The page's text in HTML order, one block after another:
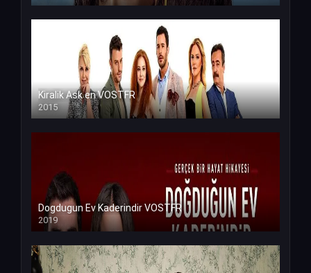
Kiralik Ask en VOSTFR
2015
Dogdugun Ev Kaderindir VOSTFR
2019